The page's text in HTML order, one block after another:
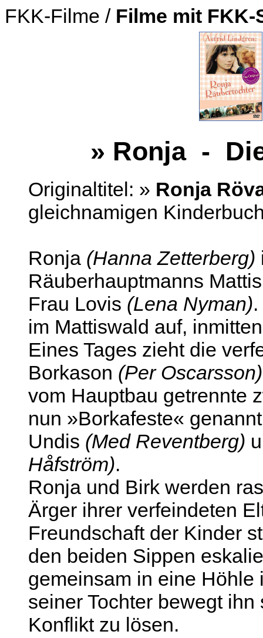
FKK-Filme / Filme mit FKK-
» Ronja -
Originaltitel: » Ronja
gleichnamigen
Ronja (Hanna Zetterberg)
Räuberhauptmanns
Frau Lovis (Lena Nyman)
im Mattiswald auf,
Eines Tages zieht die
Borkason (Per Oscarsson)
vom Hauptbau getrennte
nun »Borkafeste«
Undis (Med Reventberg)
Håfström).
Ronja und Birk werden
Ärger ihrer verfeindeten
Freundschaft der Kinder
den beiden Sippen
gemeinsam in eine Höhle
seiner Tochter bewegt
Konflikt zu lösen.